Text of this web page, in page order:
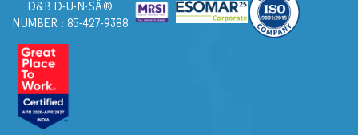
D&B D-U-N-SÂ®
NUMBER : 85-427-9388